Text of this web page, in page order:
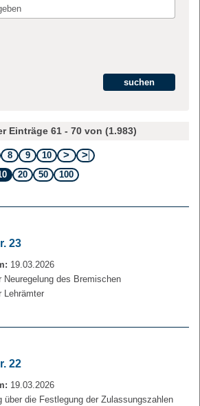
Einträge 61 - 70 von (1.983)
8 9
10
20 50 100
23
19.03.2026
Neuregelung des Bremischen
Lehrämter
22
19.03.2026
über die Festlegung der Zulassungszahlen